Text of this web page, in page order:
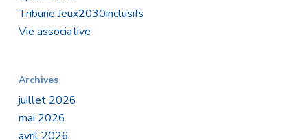
Tribune Jeux2030inclusifs
Vie associative
Archives
juillet 2026
mai 2026
avril 2026